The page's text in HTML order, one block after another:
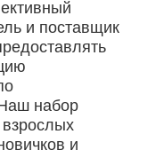
и поставщик
набор
и